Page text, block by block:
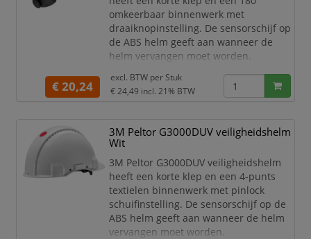
waardoor helm ultiem comfort
levert en de hoogste
bescherming tegen
omkeerbaar binnenwerk met
draaiknopinstelling. De sensorschijf op
de ABS helm geeft aan wanneer de
helm vervangen moet worden.
UV-gestabiliseerd ABS
Geventileerd model, effectieve
draagcomfort, met name in een
warm klimaat
kunststof zweetband voor meer
comfort en
hygiëne
Hel
€ 20,24
excl. BTW per Stuk
€ 24,49 incl. 21% BTW
3M Peltor G3000DUV veiligheidshelm
Wit
3M Peltor G3000DUV veiligheidshelm
heeft een korte klep en een 4-punts
textielen binnenwerk met pinlock
schuifinstelling. De sensorschijf op de
ABS helm geeft aan wanneer de helm
vervangen moet worden.